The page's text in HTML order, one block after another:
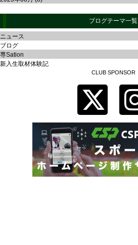
ブログテーマ一覧
ニュース
ブログ
専Sation
新入生取材体験記
CLUB SPONSOR